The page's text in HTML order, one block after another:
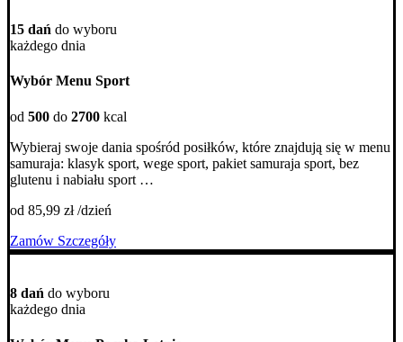
15 dań do wyboru
każdego dnia
Wybór Menu Sport
od 500 do 2700 kcal
Wybieraj swoje dania spośród posiłków, które znajdują się w menu
samuraja: klasyk sport, wege sport, pakiet samuraja sport, bez
glutenu i nabiału sport
od 85,99 zł /dzień
Zamów Szczegóły
8 dań do wyboru
każdego dnia